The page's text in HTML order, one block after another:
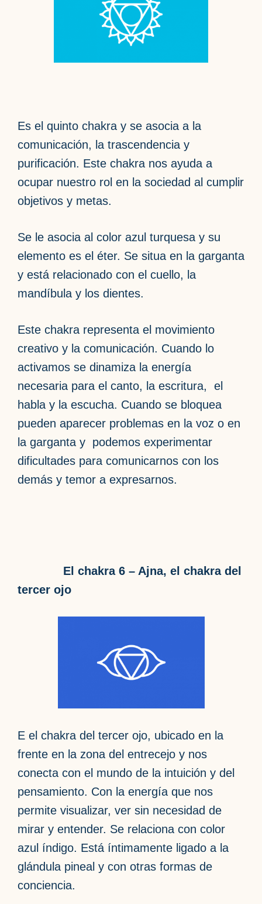
Es el quinto chakra y se asocia a la
comunicación, la trascendencia y
purificación. Este chakra nos ayuda a
ocupar nuestro rol en la sociedad al cumplir
objetivos y metas.
Se le asocia al color azul turquesa y su
elemento es el éter. Se situa en la garganta
y está relacionado con el cuello, la
mandíbula y los dientes.
Este chakra representa el movimiento
creativo y la comunicación. Cuando lo
activamos se dinamiza la energía
necesaria para el canto, la escritura, el
habla y la escucha. Cuando se bloquea
pueden aparecer problemas en la voz o en
la garganta y podemos experimentar
dificultades para comunicarnos con los
demás y temor a expresarnos.
El chakra 6 – Ajna, el chakra del
tercer ojo
E el chakra del tercer ojo, ubicado en la
frente en la zona del entrecejo y nos
conecta con el mundo de la intuición y del
pensamiento. Con la energía que nos
permite visualizar, ver sin necesidad de
mirar y entender. Se relaciona con color
azul índigo. Está íntimamente ligado a la
glándula pineal y con otras formas de
conciencia.